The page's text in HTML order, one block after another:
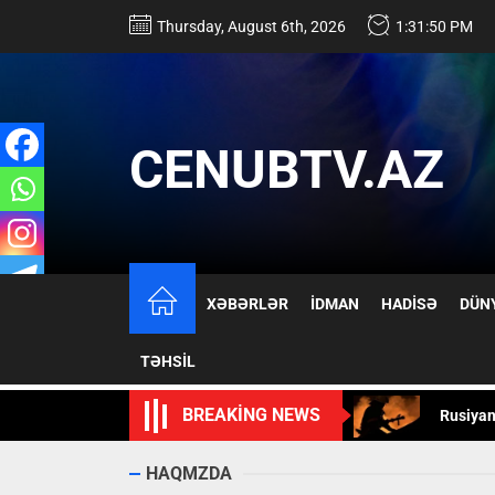
Thursday, August 6th, 2026 1:31:51 PM
CENUBTV.AZ
XƏBƏRLƏR İDMAN HADİSƏ
TƏHSİL
BREAKING NEWS
HAQMZDA